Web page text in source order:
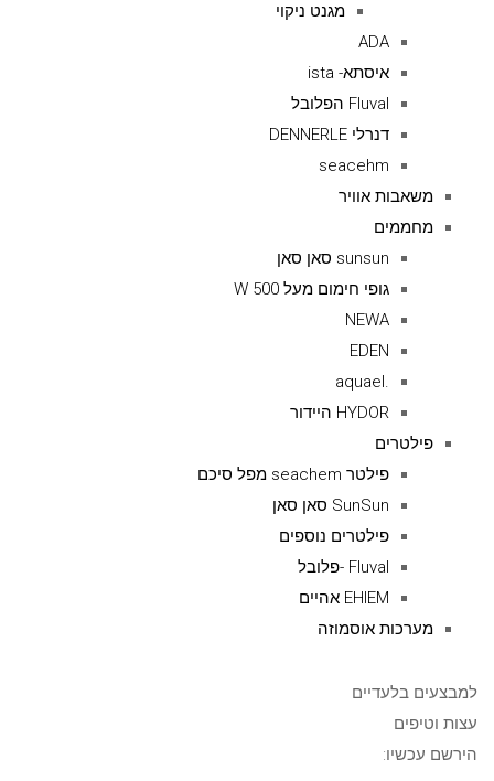
מגנט ניקוי
ADA
איסתא- ista
Fluval הפלובל
דנרלי DENNERLE
seacehm
משאבות אוויר
מחממים
sunsun סאן סאן
גופי חימום מעל 500 W
NEWA
EDEN
.aquael
HYDOR היידור
פילטרים
פילטר seachem מפל סיכם
SunSun סאן סאן
פילטרים נוספים
Fluval -פלובל
EHIEM אהיים
מערכות אוסמוזה
למבצעים בלעדיים
עצות וטיפים
הירשם עכשיו: